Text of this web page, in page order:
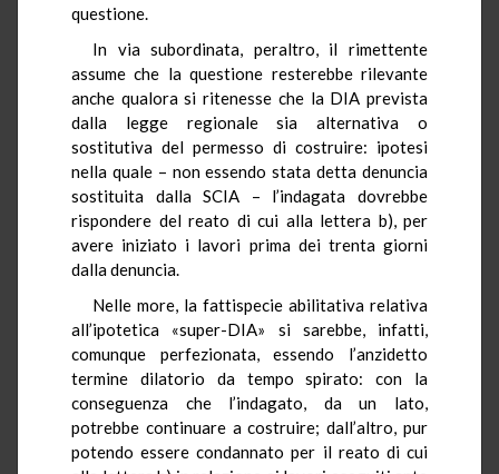
questione.
In via subordinata, peraltro, il rimettente
assume che la questione resterebbe rilevante
anche qualora si ritenesse che la DIA prevista
dalla legge regionale sia alternativa o
sostitutiva del permesso di costruire: ipotesi
nella quale – non essendo stata detta denuncia
sostituita dalla SCIA – l’indagata dovrebbe
rispondere del reato di cui alla lettera b), per
avere iniziato i lavori prima dei trenta giorni
dalla denuncia.
Nelle more, la fattispecie abilitativa relativa
all’ipotetica «super-DIA» si sarebbe, infatti,
comunque perfezionata, essendo l’anzidetto
termine dilatorio da tempo spirato: con la
conseguenza che l’indagato, da un lato,
potrebbe continuare a costruire; dall’altro, pur
potendo essere condannato per il reato di cui